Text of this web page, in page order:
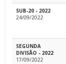
SUB-20 - 2022
24/09/2022
SEGUNDA
DIVISÃO - 2022
17/09/2022